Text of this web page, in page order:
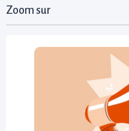
Zoom sur